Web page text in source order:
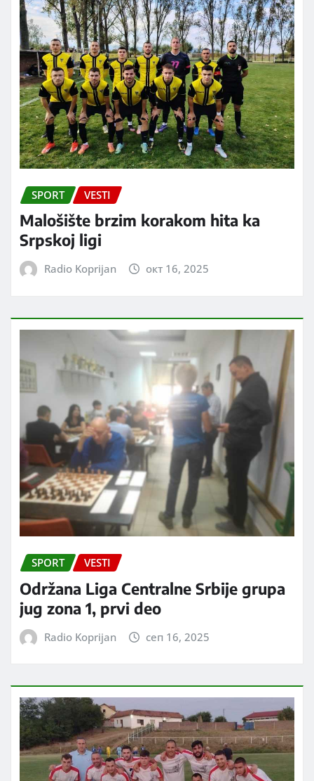
SPORT VESTI
Malošište brzim korakom hita ka
Srpskoj ligi
Radio Koprijan окт 16, 2025
SPORT VESTI
Održana Liga Centralne Srbije grupa
jug zona 1, prvi deo
Radio Koprijan сеп 16, 2025